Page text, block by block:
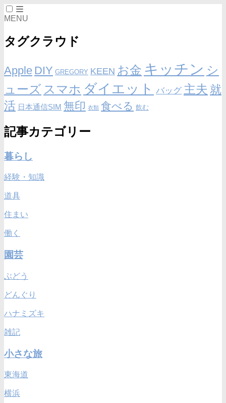
MENU
タグクラウド
Apple DIY GREGORY KEEN お金 キッチン シ
ューズ スマホ ダイエット バッグ 主夫 就
活 日本通信SIM 無印 衣類 食べる 飲む
記事カテゴリー
暮らし
経験・知識
道具
住まい
働く
園芸
ぶどう
どんぐり
ハナミズキ
雑記
小さな旅
東海道
横浜